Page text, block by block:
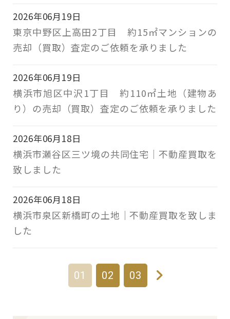
2026年06月19日
東京中野区上高田2丁目 約15㎡マンションの
売却（買取）査定のご依頼を承りました
2026年06月19日
横浜市旭区中沢1丁目 約110㎡土地（建物あ
り）の売却（買取）査定のご依頼を承りました
2026年06月18日
横浜市瀬谷区三ツ境の共同住宅｜不動産買取を
致しました
2026年06月18日
横浜市泉区新橋町の土地｜不動産買取を致しま
した
01 02 03